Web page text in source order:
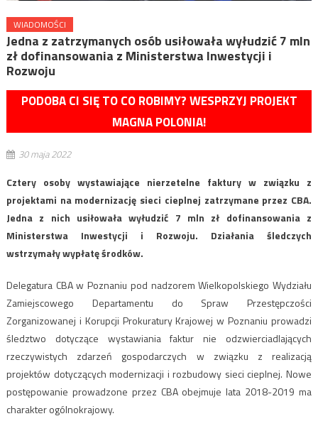
WIADOMOŚCI
Jedna z zatrzymanych osób usiłowała wyłudzić 7 mln
zł dofinansowania z Ministerstwa Inwestycji i
Rozwoju
PODOBA CI SIĘ TO CO ROBIMY? WESPRZYJ PROJEKT
MAGNA POLONIA!
30 maja 2022
Cztery osoby wystawiające nierzetelne faktury w związku z
projektami na modernizację sieci cieplnej zatrzymane przez CBA.
Jedna z nich usiłowała wyłudzić 7 mln zł dofinansowania z
Ministerstwa Inwestycji i Rozwoju. Działania śledczych
wstrzymały wypłatę środków.
Delegatura CBA w Poznaniu pod nadzorem Wielkopolskiego Wydziału
Zamiejscowego Departamentu do Spraw Przestępczości
Zorganizowanej i Korupcji Prokuratury Krajowej w Poznaniu prowadzi
śledztwo dotyczące wystawiania faktur nie odzwierciadlających
rzeczywistych zdarzeń gospodarczych w związku z realizacją
projektów dotyczących modernizacji i rozbudowy sieci cieplnej. Nowe
postępowanie prowadzone przez CBA obejmuje lata 2018-2019 ma
charakter ogólnokrajowy.